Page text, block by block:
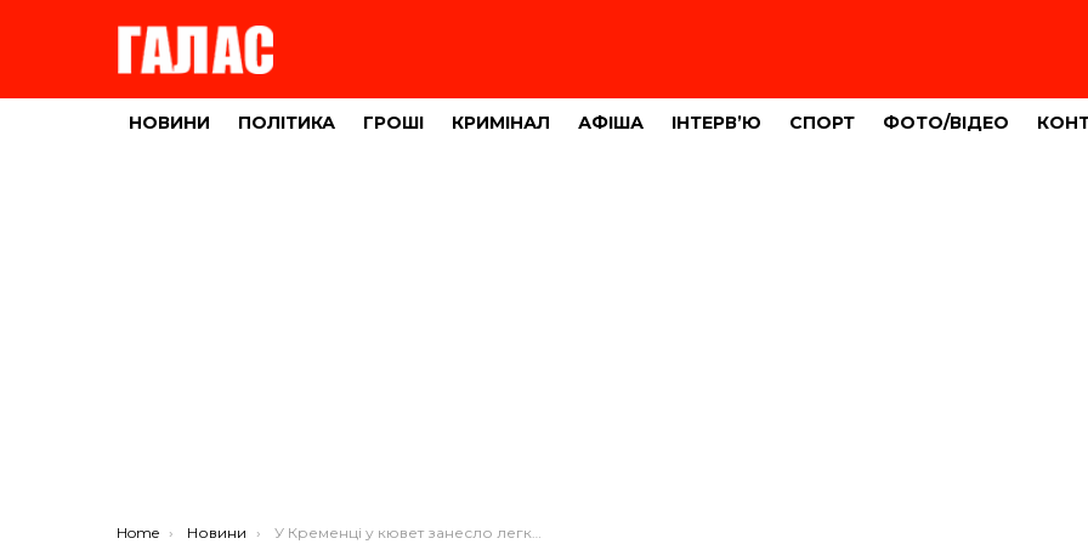
НОВИНИ ПОЛІТИКА ГРОШІ КРИМІНАЛ АФІША ІНТЕРВ’Ю СПОРТ ФОТО/ВІДЕО
You are here:
Home Новини У Кременці у кювет занесло легковий автомобіль з причепом